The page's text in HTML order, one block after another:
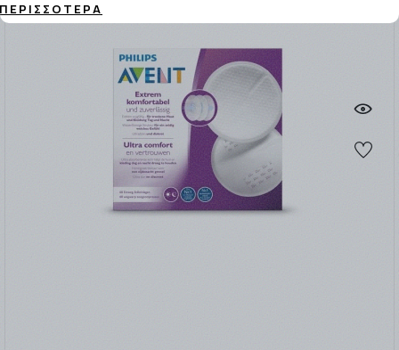
ΠΕΡΙΣΣΌΤΕΡΑ